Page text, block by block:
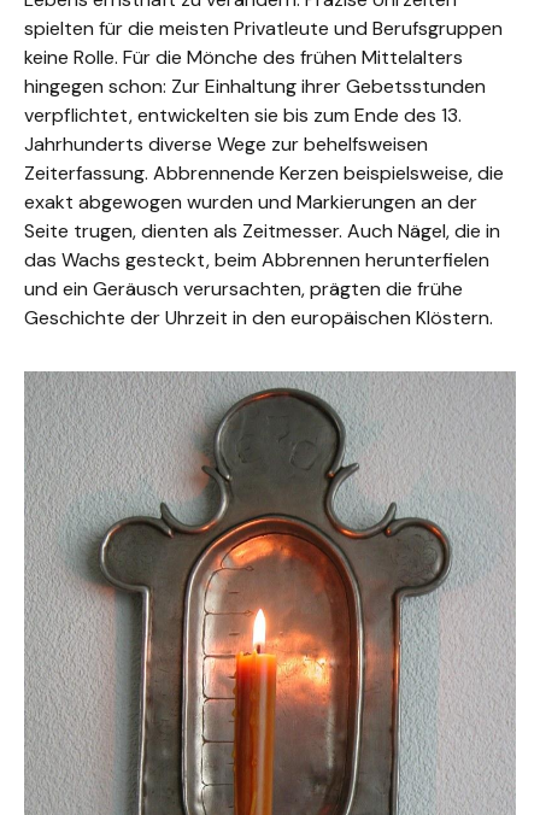
spielten für die meisten Privatleute und Berufsgruppen
keine Rolle. Für die Mönche des frühen Mittelalters
hingegen schon: Zur Einhaltung ihrer Gebetsstunden
verpflichtet, entwickelten sie bis zum Ende des 13.
Jahrhunderts diverse Wege zur behelfsweisen
Zeiterfassung. Abbrennende Kerzen beispielsweise, die
exakt abgewogen wurden und Markierungen an der
Seite trugen, dienten als Zeitmesser. Auch Nägel, die in
das Wachs gesteckt, beim Abbrennen herunterfielen
und ein Geräusch verursachten, prägten die frühe
Geschichte der Uhrzeit in den europäischen Klöstern.